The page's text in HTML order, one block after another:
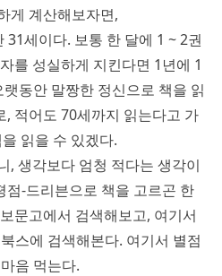
게 계산해보자면,
31세이다. 보통 한 달에 1 ~ 2권
를 성실하게 지킨다면 1년에 1
동안 말짱한 정신으로 책을 읽
, 적어도 70세까지 읽는다고 가
읽을 수 있겠다.
, 생각보다 엄청 적다는 생각이
점-드리븐으로 책을 고르곤 한
문고에서 검색해보고, 여기서
스에 검색해본다. 여기서 별점
음 먹는다.